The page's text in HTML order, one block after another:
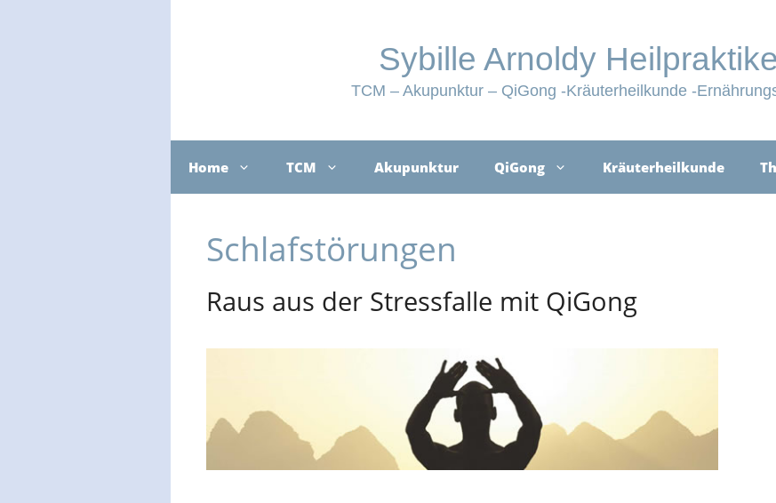
Sybille Arnoldy
TCM – Akupunktur – QiGong -Kräuterheilkunde -
Home TCM Akupunktur QiGong Kräuterheilkunde
Schlafstörungen
Raus aus der Stressfalle mit QiGong